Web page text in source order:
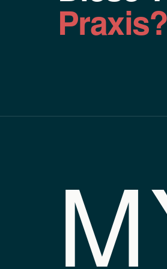
Praxis?